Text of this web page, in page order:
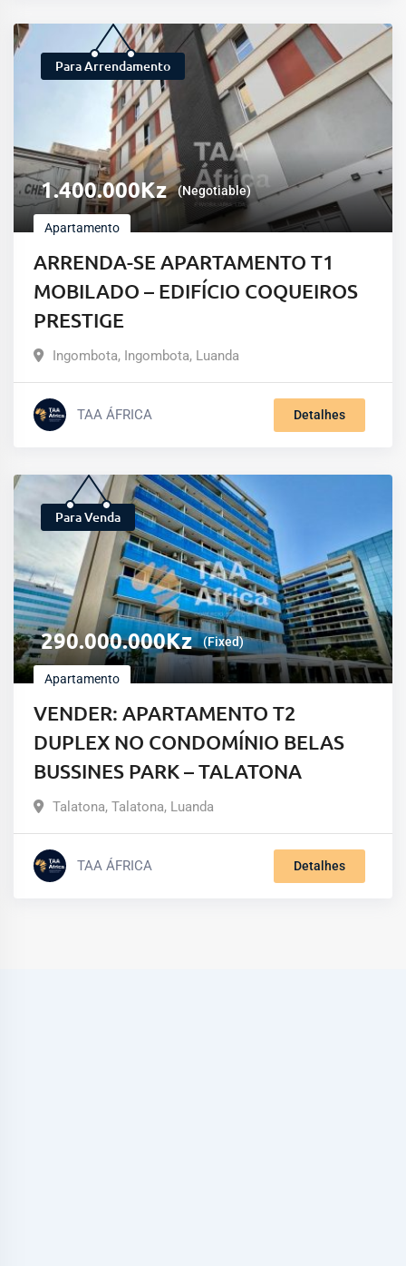
Para Arrendamento
1.400.000Kz (Negotiable)
Apartamento
ARRENDA-SE APARTAMENTO T1
MOBILADO – EDIFÍCIO COQUEIROS
PRESTIGE
Ingombota, Ingombota, Luanda
TAA ÁFRICA Detalhes
Para Venda
290.000.000Kz (Fixed)
Apartamento
VENDER: APARTAMENTO T2
DUPLEX NO CONDOMÍNIO BELAS
BUSSINES PARK – TALATONA
Talatona, Talatona, Luanda
TAA ÁFRICA Detalhes